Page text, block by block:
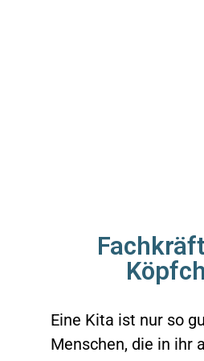
Eine Kita ist nur so
Menschen, die in ihr